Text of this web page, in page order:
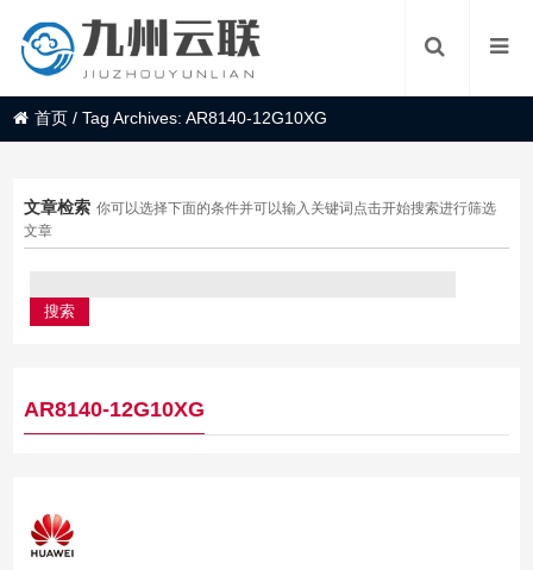
首页 /Tag Archives: AR8140-12G10XG
文章检索 你可以选择下面的条件并可以输入关键词点击开始搜索进行筛选
文章
AR8140-12G10XG